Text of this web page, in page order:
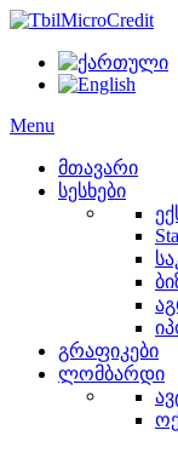
Menu
მთავარი
სესხები
გრაფიკები
ლომბარდი